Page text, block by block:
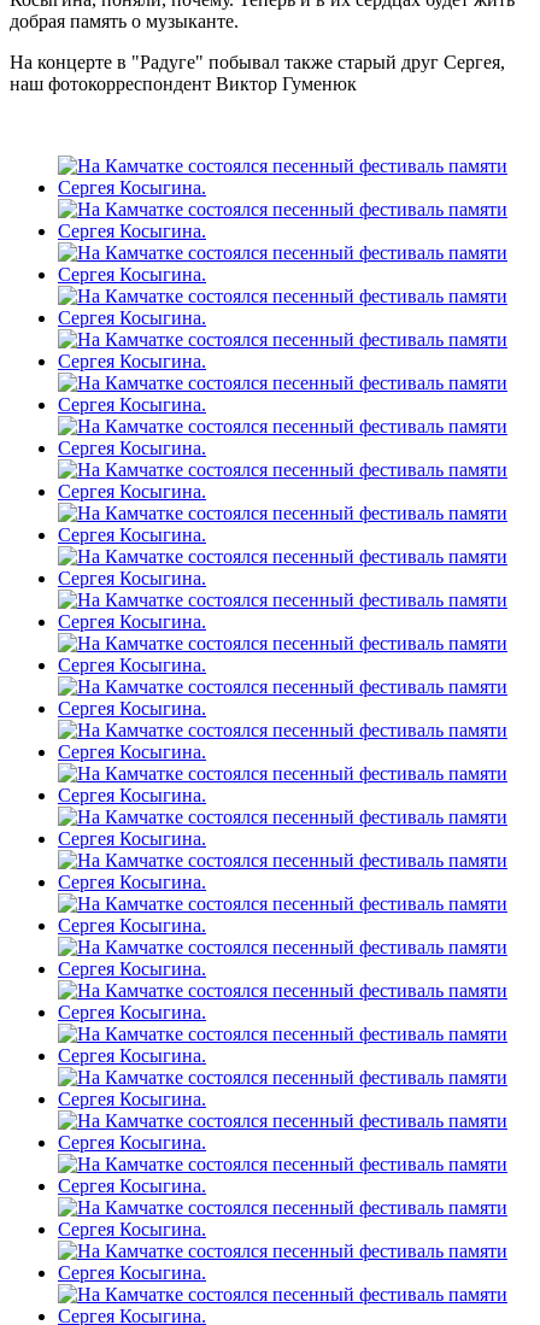
добрая память о музыканте.
На концерте в "Радуге" побывал также старый друг Сергея,
наш фотокорреспондент Виктор Гуменюк